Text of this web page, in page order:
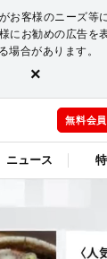
お客様のニーズ等
にお勧めの広告を
場合があります。
×
無料会
ニュース